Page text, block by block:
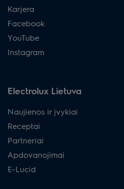
Karjera
Facebook
YouTube
Instagram
Electrolux Lietuva
Naujienos ir įvykiai
Receptai
Partneriai
Apdovanojimai
E-Lucid